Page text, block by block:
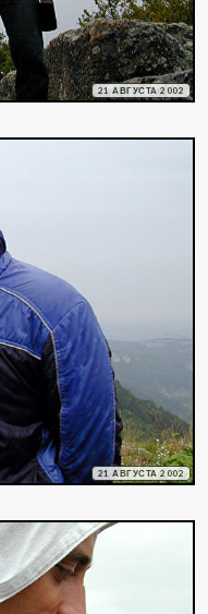
21 АВГУСТА 2002
21 АВГУСТА 2002